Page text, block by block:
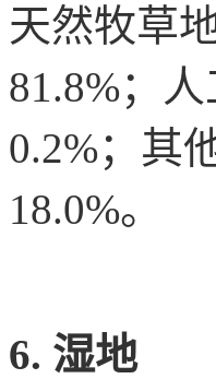
天然牧草
81.8%；
0.2%；其
18.0%。
6. 湿地